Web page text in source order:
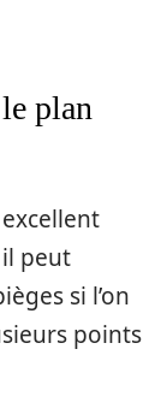
plan
peut
si l’on
points